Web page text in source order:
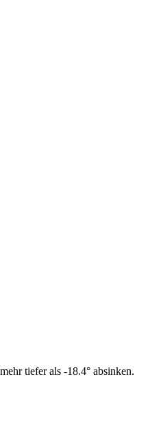
tiefer als -18.4° absinken.